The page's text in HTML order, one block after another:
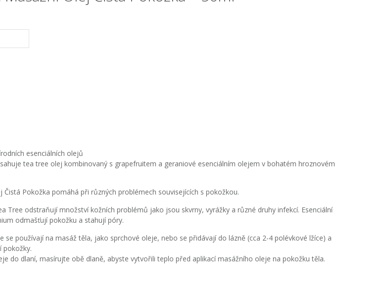
esenciálních olejů
tea tree olej kombinovaný s grapefruitem a geraniové esenciálním olejem v bohatém hroznovém
Čistá Pokožka pomáhá při různých problémech souvisejících s pokožkou.
Tree odstraňují množství kožních problémů jako jsou skvrny, vyrážky a různé druhy infekcí. Esenciální
odmašťují pokožku a stahují póry.
se používají na masáž těla, jako sprchové oleje, nebo se přidávají do lázně (cca 2-4 polévkové lžíce) a
pokožky.
do dlaní, masírujte obě dlaně, abyste vytvořili teplo před aplikací masážního oleje na pokožku těla.